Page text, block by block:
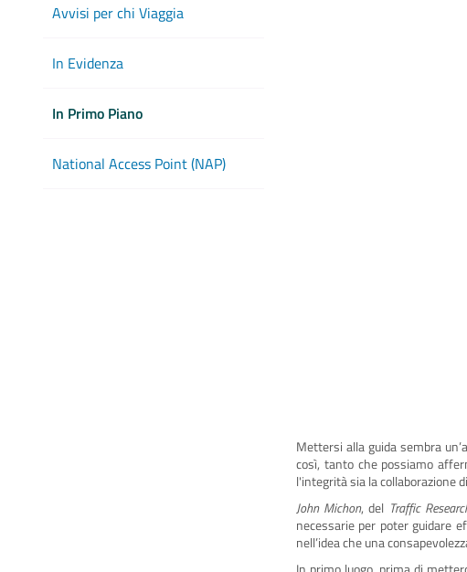
Avvisi per chi Viaggia
In Evidenza
In Primo Piano
National Access Point (NAP)
Mettersi alla guida sembra
così, tanto che possiamo
l'integrità sia la collaborazione
John Michon, del Traffic
necessarie per poter guidare
nell’idea che una